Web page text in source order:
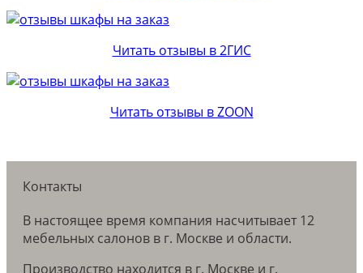
Читать отзывы в 2ГИС
Читать отзывы в ZOON
Контакты
В настоящее время компания насчитывает 12
мебельных салонов в г. Москве и области.
Производство находится в г. Москве и г.